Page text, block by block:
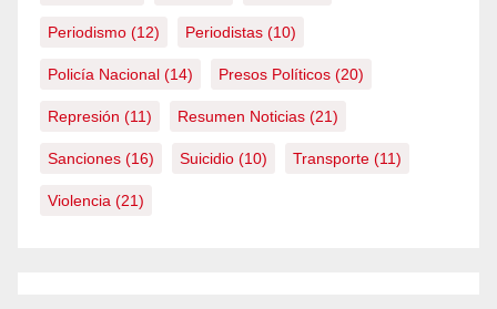
Periodismo (12) Periodistas (10)
Policía Nacional (14) Presos Políticos (20)
Represión (11) Resumen Noticias (21)
Sanciones (16) Suicidio (10) Transporte (11)
Violencia (21)